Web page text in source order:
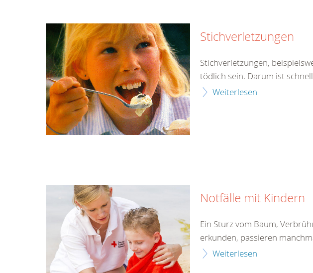
Stichverletzungen
Stichverletzungen,
tödlich sein. Darum ist
Weiterlesen
Notfälle mit Kindern
Ein Sturz vom Baum,
erkunden, passieren
Weiterlesen